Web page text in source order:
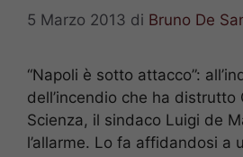
5 Marzo 2013 di Bruno De
“Napoli è sotto attacco”:
dell’incendio che ha distrutto
Scienza, il sindaco Luigi de
l’allarme. Lo fa affidandosi a